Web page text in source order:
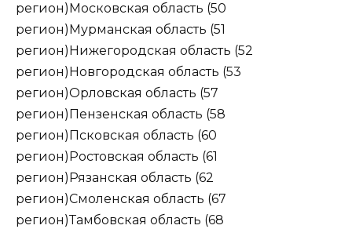
регион)Московская область (50
регион)Мурманская область (51
регион)Нижегородская область (52
регион)Новгородская область (53
регион)Орловская область (57
регион)Пензенская область (58
регион)Псковская область (60
регион)Ростовская область (61
регион)Рязанская область (62
регион)Смоленская область (67
регион)Тамбовская область (68